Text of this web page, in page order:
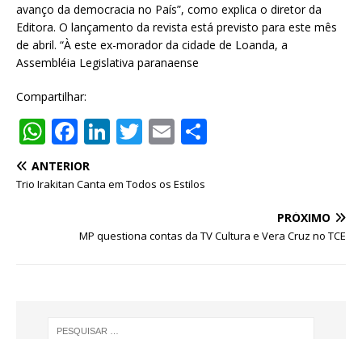
avanço da democracia no País”, como explica o diretor da
Editora. O lançamento da revista está previsto para este mês
de abril. “À este ex-morador da cidade de Loanda, a
Assembléia Legislativa paranaense
Compartilhar:
W
h
at
F
a
c
b
Li
k
dI
T
it
r
E
ai
ANTERIOR
Trio Irakitan Canta em Todos os Estilos
PRÓXIMO
MP questiona contas da TV Cultura e Vera Cruz no TCE